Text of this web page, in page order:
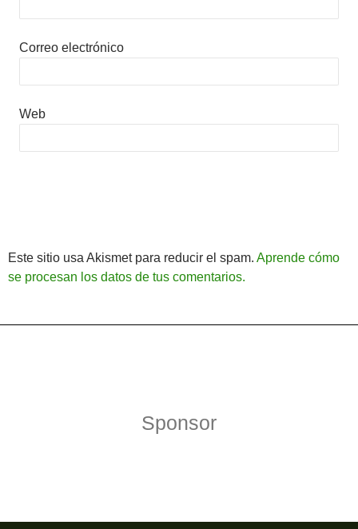
Correo electrónico
Web
Este sitio usa Akismet para reducir el spam. Aprende cómo
se procesan los datos de tus comentarios.
Sponsor